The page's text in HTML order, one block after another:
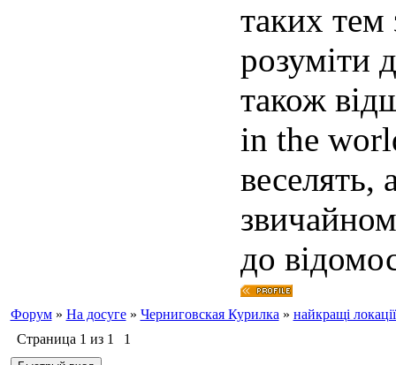
таких тем
розуміти
також
in the
веселять,
до
Форум » На досуге » Черниговская Курилка » найкращі
Страница 1 из 1 1